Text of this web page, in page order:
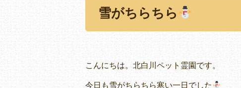
雪がちらちら
こんにちは。北白川ペット霊園です。
今日も雪がちらちら寒い一日でした